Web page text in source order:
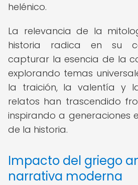
helénico.
La relevancia de la
historia radica en su
capturar la esencia de la
explorando temas
la traición, la valentía y
relatos han trascendido
inspirando a generaciones
de la historia.
Impacto del griego
narrativa moderna